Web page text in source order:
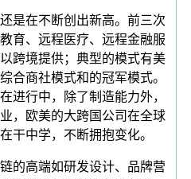
在不断创出新高。前三次
育、远程医疗、远程金融服
跨境提供；典型的模式有美
合商社模式和的冠军模式。
进行中，除了制造能力外，
，欧美的大跨国公司在全球
干中学，不断拥抱变化。
高端如研发设计、品牌营